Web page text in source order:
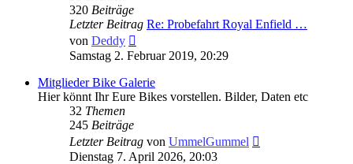
320 Beiträge
Letzter Beitrag Re: Probefahrt Royal Enfield …
von Deddy
Beitrag
Samstag 2. Februar 2019, 20:29
Mitglieder Bike Galerie
Hier könnt Ihr Eure Bikes vorstellen. Bilder, Daten etc
32 Themen
245 Beiträge
Letzter Beitrag von UmmelGummel
Dienstag 7. April 2026, 20:03